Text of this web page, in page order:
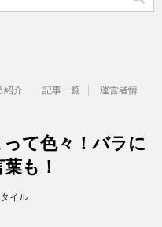
紹介 記事一覧
運営者情
て色々！バラに
も！
イル